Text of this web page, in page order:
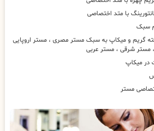
با متد اختصاصی
سبک
گریم و میکاپ به سبک مستر مصری ، مستر اروپایی
مستر شرقی ، مستر عربی
در میکاپ
مستر